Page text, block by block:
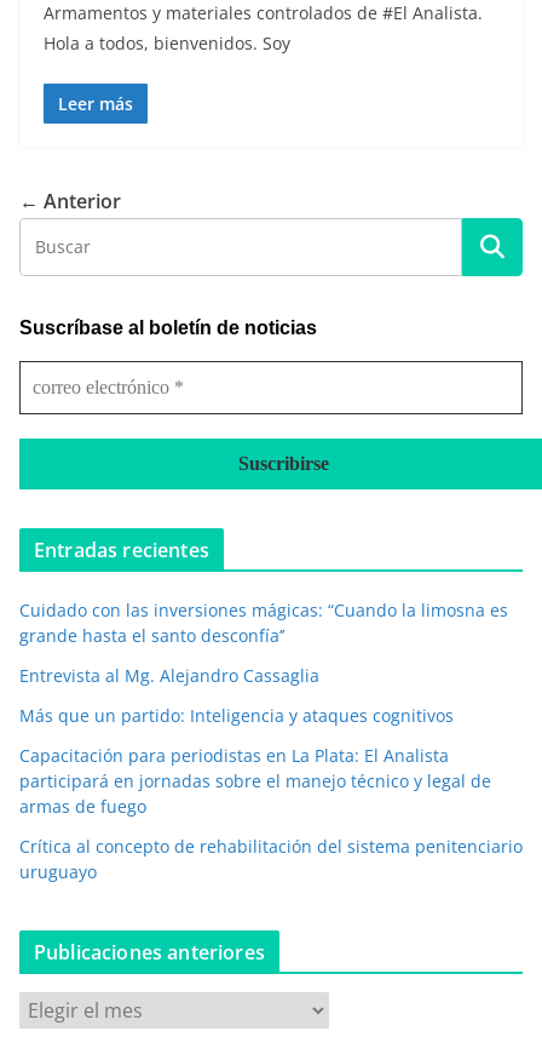
Armamentos y materiales controlados de #El Analista.
Hola a todos, bienvenidos. Soy
Leer más
← Anterior
Suscríbase al boletín de noticias
c
t
n
c
Entradas recientes
Cuidado con las inversiones mágicas: “Cuando la limosna es
grande hasta el santo desconfía’’
Entrevista al Mg. Alejandro Cassaglia
Más que un partido: Inteligencia y ataques cognitivos
Capacitación para periodistas en La Plata: El Analista
participará en jornadas sobre el manejo técnico y legal de
armas de fuego
Crítica al concepto de rehabilitación del sistema penitenciario
uruguayo
Publicaciones anteriores
u